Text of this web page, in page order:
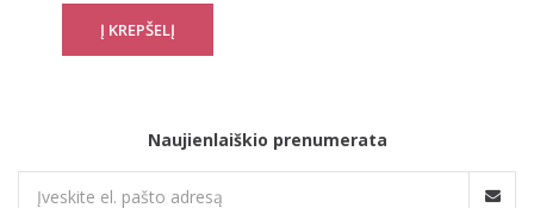
Naujienlaiškio prenumerata